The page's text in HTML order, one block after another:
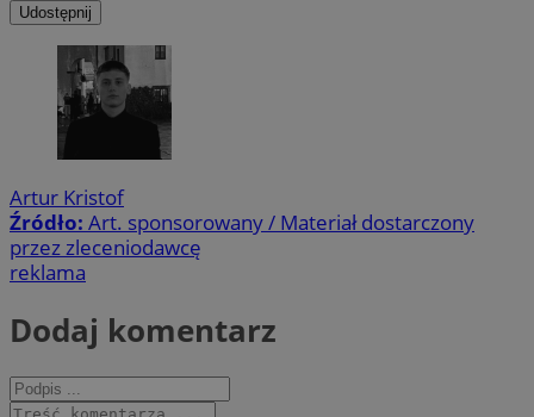
Udostępnij
Artur Kristof
Źródło: Art. sponsorowany / Materiał dostarczony
przez zleceniodawcę
reklama
Dodaj komentarz